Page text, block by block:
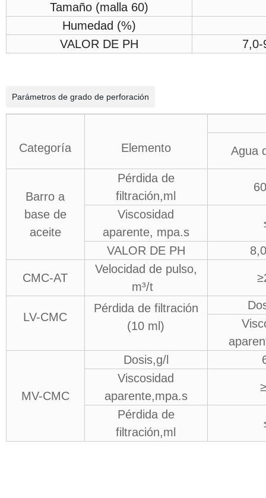
Tamaño (malla 60)
Humedad (%)
VALOR DE PH
7,0-
Parámetros de grado de perforación
Categoría Elemento Agua
Barro a
base de
aceite
Pérdida de
filtración,ml
Viscosidad
aparente, mpa.s
VALOR DE PH
CMC-AT
Velocidad de pulso,
m³/t
LV-CMC
Pérdida de filtración
(10 ml)
MV-CMC
Dosis,g/l
Viscosidad
aparente,mpa.s
Pérdida de
filtración,ml